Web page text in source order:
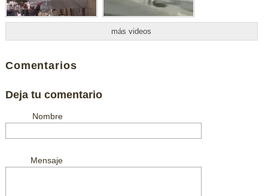
más videos
Comentarios
Deja tu comentario
Nombre
Mensaje